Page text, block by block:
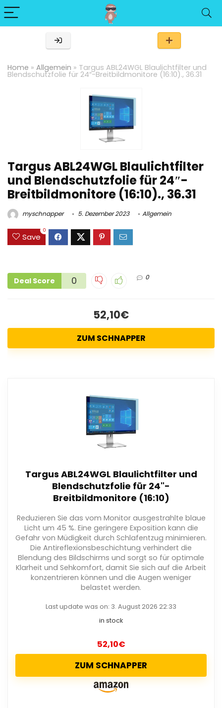
Home » Allgemein » Targus ABL24WGL Blaulichtfilter und
Blendschutzfolie für 24″-Breitbildmonitore (16:10)., 36.31
Targus ABL24WGL Blaulichtfilter
und Blendschutzfolie für 24″-
Breitbildmonitore (16:10)., 36.31
myschnapper 5. Dezember 2023 Allgemein
Save
0
Deal Score 0 0
52,10€
ZUM SCHNAPPER
Targus ABL24WGL Blaulichtfilter und
Blendschutzfolie für 24"-
Breitbildmonitore (16:10)
Reduzieren Sie das vom Monitor ausgestrahlte blaue
Licht um 45 %. Eine geringere Exposition kann die
Gefahr von Müdigkeit durch Schlafentzug minimieren.
Die Antireflexionsbeschichtung verhindert die
Blendung des Bildschirms und sorgt so für optimale
Klarheit und Sehkomfort, damit Sie sich auf die Arbeit
konzentrieren können und die Augen weniger
belastet werden.
Last update was on: 3. August 2026 22:33
in stock
52,10€
ZUM SCHNAPPER